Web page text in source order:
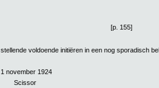
[p. 155]
stellende voldoende initiëren in een nog sporadisch
1 november 1924
Scissor